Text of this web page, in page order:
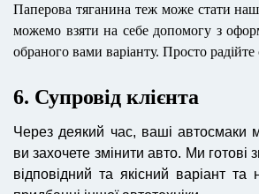
Паперова тяганина теж може стати
можемо взяти на себе допомогу з
обраного вами варіанту. Просто радійте
6. Супровід клієнта
Через деякий час, ваші автосмаки
ви захочете змінити авто. Ми готові
відповідний та якісний варіант